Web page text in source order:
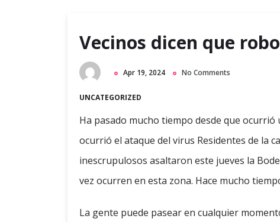
Vecinos dicen que
Apr 19, 2024 No Comments
UNCATEGORIZED
Ha pasado mucho tiempo desde que
ocurrió el ataque del virus Residentes de la
inescrupulosos asaltaron este jueves la
vez ocurren en esta zona. Hace mucho
La gente puede pasear en cualquier